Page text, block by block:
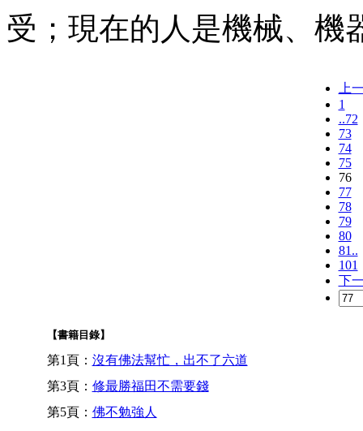
受；現在的人是機械、機
上
1
..72
73
74
75
76
77
78
79
80
81..
101
下
【書籍目錄】
第1頁： 沒有佛法幫忙，出不了六道
第3頁： 修最勝福田不需要錢
第5頁： 佛不勉強人